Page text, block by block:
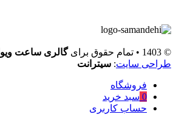
© 1403 • تمام حقوق برای گالری ساعت ویوا
طراحی سایت: سیترانت
فروشگاه
0 سبد خرید
حساب کاربری